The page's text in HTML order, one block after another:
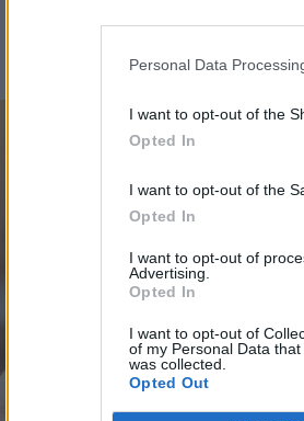
Personal Data
I want to opt-out of the
Opted In
I want to opt-out of the
Opted In
I want to opt-out of
Advertising.
Opted In
I want to opt-out of
of my Personal Data
was collected.
Opted Out